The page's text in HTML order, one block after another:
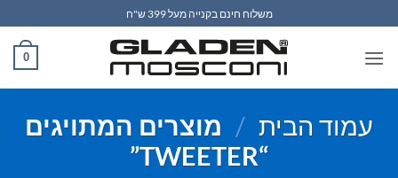
to
content
משלוח חינם בקנייה מעל 399 ש"ח
0
עמוד הבית / מוצרים המתויגים
“TWEETER”